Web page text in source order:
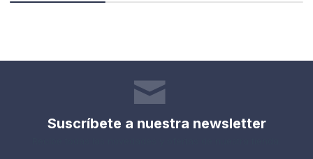
Suscríbete a nuestra newsletter